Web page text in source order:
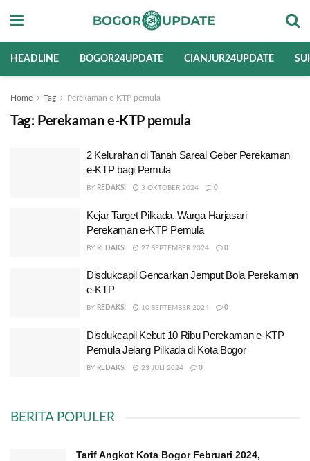
HEADLINE BOGOR24UPDATE CIANJUR24UPDATE
Home Tag Perekaman e-KTP pemula
Tag: Perekaman e-KTP pemula
2 Kelurahan di Tanah Sareal Geber Perekaman
e-KTP bagi Pemula
BY REDAKSI 3 OKTOBER 2024 0
Kejar Target Pilkada, Warga Harjasari
Perekaman e-KTP Pemula
BY REDAKSI 27 SEPTEMBER 2024 0
Disdukcapil Gencarkan Jemput Bola Perekaman
e-KTP
BY REDAKSI 10 SEPTEMBER 2024 0
Disdukcapil Kebut 10 Ribu Perekaman e-KTP
Pemula Jelang Pilkada di Kota Bogor
BY REDAKSI 23 JULI 2024 0
BERITA POPULER
Tarif Angkot Kota Bogor Februari 2024,